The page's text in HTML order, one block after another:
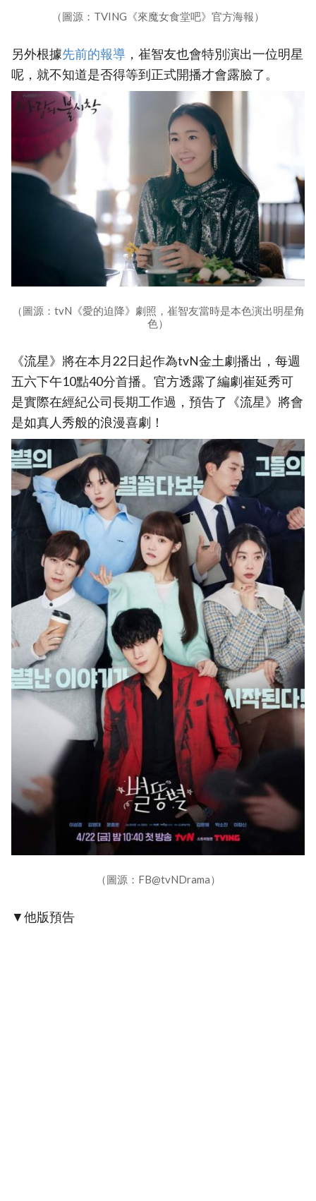
（圖源：TVING《來魔女食堂吧》官方海報）
另外根據先前的報導 ，崔智友也會特別演出一位明星
呢，就不知道是否得等到正式開播才會露臉了。
（圖源：tvN《愛的迫降》劇照，崔智友當時是本色演出明星角
色）
《流星》將在本月22日起作為tvN金土劇播出，每週
五六下午10點40分首播。官方透露了編劇崔延秀可
是實際在經紀公司長期工作過，預告了《流星》將會
是如真人秀般的浪漫喜劇！
（圖源：FB@tvNDrama）
▼他版預告